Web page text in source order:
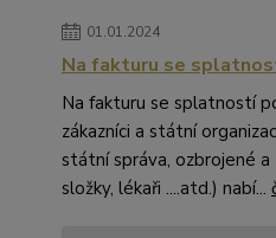
01.01.2024
Na fakturu se
Na fakturu se splatností
zákazníci a státní
státní správa, ozbrojené a
složky, lékaři ....atd.) nabí...